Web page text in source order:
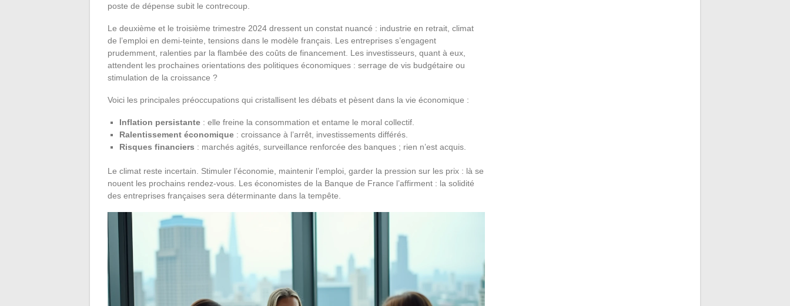
poste de dépense subit le contrecoup.
Le deuxième et le troisième trimestre 2024 dressent un constat nuancé : industrie en retrait, climat
de l’emploi en demi-teinte, tensions dans le modèle français. Les entreprises s’engagent
prudemment, ralenties par la flambée des coûts de financement. Les investisseurs, quant à eux,
attendent les prochaines orientations des politiques économiques : serrage de vis budgétaire ou
stimulation de la croissance ?
Voici les principales préoccupations qui cristallisent les débats et pèsent dans la vie économique :
Inflation persistante : elle freine la consommation et entame le moral collectif.
Ralentissement économique : croissance à l’arrêt, investissements différés.
Risques financiers : marchés agités, surveillance renforcée des banques ; rien n’est acquis.
Le climat reste incertain. Stimuler l’économie, maintenir l’emploi, garder la pression sur les prix : là se
nouent les prochains rendez-vous. Les économistes de la Banque de France l’affirment : la solidité
des entreprises françaises sera déterminante dans la tempête.